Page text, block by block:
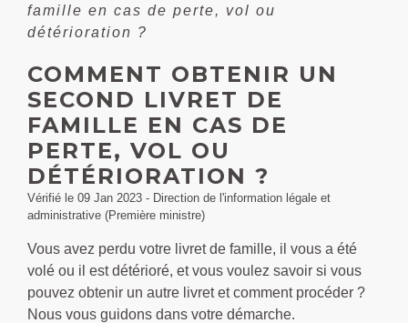
famille en cas de perte, vol ou
détérioration ?
COMMENT OBTENIR UN
SECOND LIVRET DE
FAMILLE EN CAS DE
PERTE, VOL OU
DÉTÉRIORATION ?
Vérifié le 09 Jan 2023 - Direction de l'information légale et
administrative (Première ministre)
Vous avez perdu votre livret de famille, il vous a été
volé ou il est détérioré, et vous voulez savoir si vous
pouvez obtenir un autre livret et comment procéder ?
Nous vous guidons dans votre démarche.